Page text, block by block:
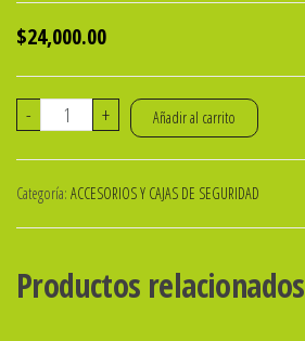
$24,000.00
-
Caja
Libro
Azul
Apertura
+ Añadir al carrito
Categoría: ACCESORIOS Y CAJAS DE SEGURIDAD
Productos relacionados